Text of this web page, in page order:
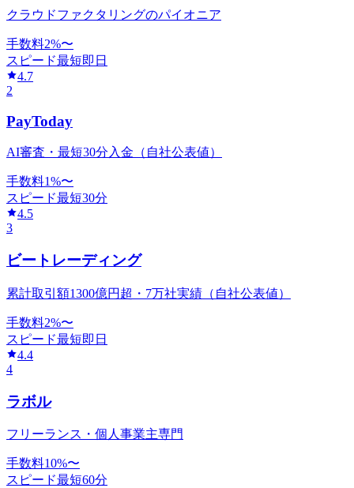
クラウドファクタリングのパイオニア
手数料2%〜
スピード最短即日
4.7
2
PayToday
AI審査・最短30分入金（自社公表値）
手数料1%〜
スピード最短30分
4.5
3
ビートレーディング
累計取引額1300億円超・7万社実績（自社公表値）
手数料2%〜
スピード最短即日
4.4
4
ラボル
フリーランス・個人事業主専門
手数料10%〜
スピード最短60分